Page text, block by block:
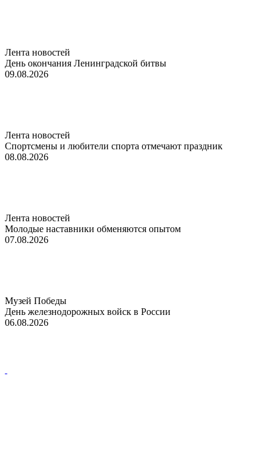
Лента новостей
День окончания Ленинградской битвы
09.08.2026
Лента новостей
Спортсмены и любители спорта отмечают праздник
08.08.2026
Лента новостей
Молодые наставники обменяются опытом
07.08.2026
Музей Победы
День железнодорожных войск в России
06.08.2026